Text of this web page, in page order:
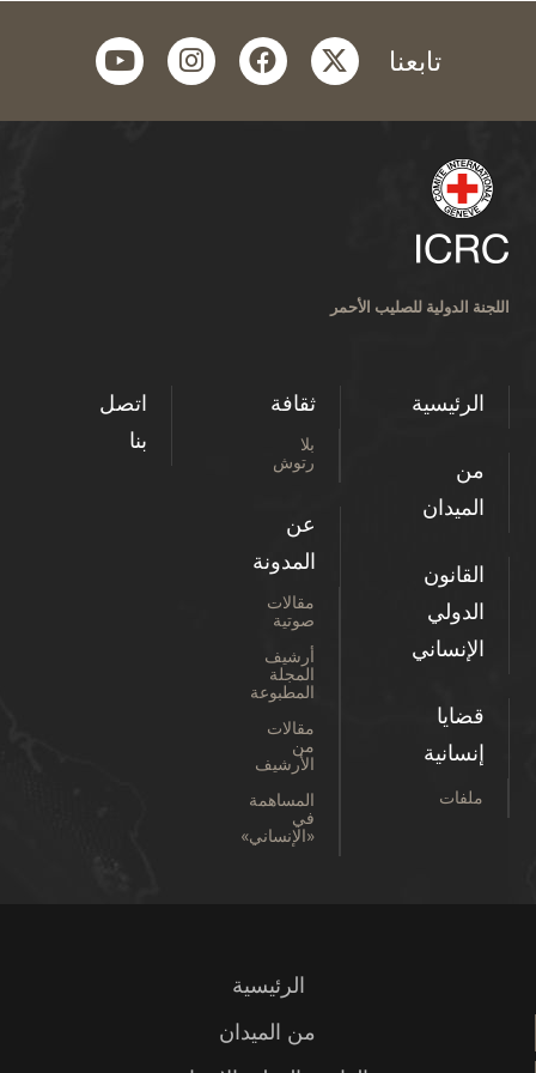
تابعنا twitter
facebook
instagram
youtube
اللجنة الدولية للصليب الأحمر
الرئيسية
من
الميدان
القانون
الدولي
الإنساني
قضايا
إنسانية
ملفات
ثقافة
بلا
رتوش
عن
المدونة
مقالات
صوتية
أرشيف
المجلة
المطبوعة
مقالات
من
الأرشيف
المساهمة
في
«الإنساني»
اتصل
بنا
الرئيسية
من الميدان